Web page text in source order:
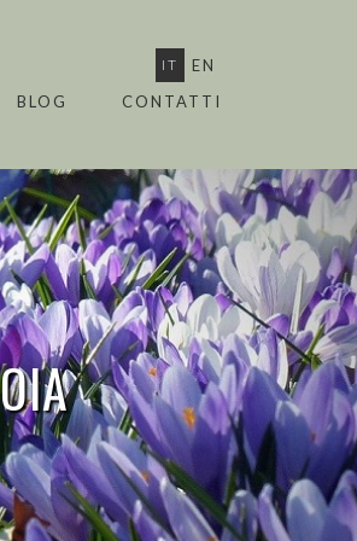
IT
EN
BLOG CONTATTI